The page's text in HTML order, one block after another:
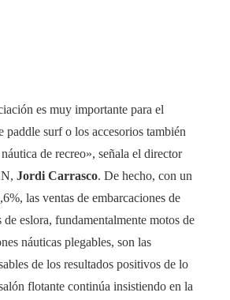
es muy importante para el
paddle surf o los accesorios también
de recreo», señala el director
Jordi Carrasco. De hecho, con un
las ventas de embarcaciones de
de eslora, fundamentalmente motos de
náuticas plegables, son las
de los resultados positivos de lo
flotante continúa insistiendo en la